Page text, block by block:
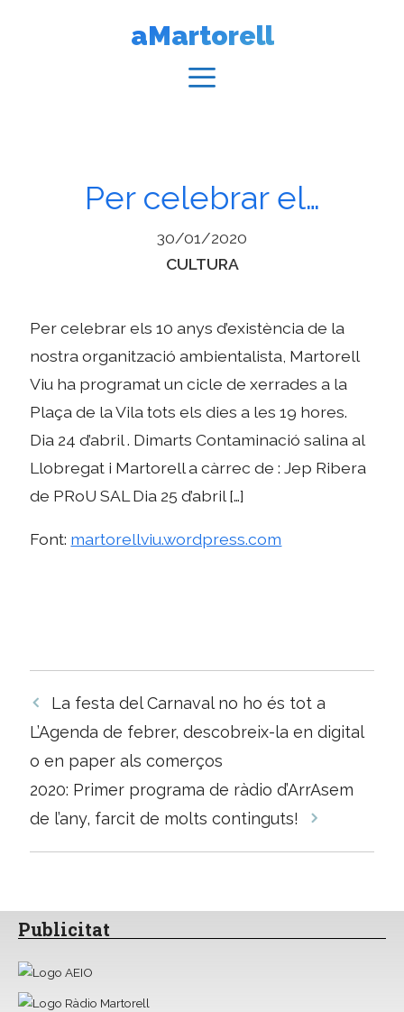
aMartorell
Per celebrar el…
30/01/2020
Categories
CULTURA
Per celebrar els 10 anys d’existència de la
nostra organització ambientalista, Martorell
Viu ha programat un cicle de xerrades a la
Plaça de la Vila tots els dies a les 19 hores.
Dia 24 d’abril . Dimarts Contaminació salina al
Llobregat i Martorell a càrrec de : Jep Ribera
de PRoU SAL Dia 25 d’abril […]
Font: martorellviu.wordpress.com
Navegació
per
entrades
La festa del Carnaval no ho és tot a
L’Agenda de febrer, descobreix-la en digital
o en paper als comerços
2020: Primer programa de ràdio d’ArrAsem
de l’any, farcit de molts continguts!
Publicitat